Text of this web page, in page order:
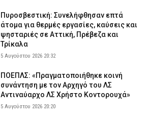
Πυροσβεστική: Συνελήφθησαν επτά
άτομα για θερμές εργασίες, καύσεις και
ψησταριές σε Αττική, Πρέβεζα και
Τρίκαλα
5 Αυγούστου 2026 20:32
ΠΟΕΠΛΣ: «Πραγματοποιήθηκε κοινή
συνάντηση με τον Αρχηγό του ΛΣ
Αντιναύαρχο ΛΣ Χρήστο Κοντορουχά»
5 Αυγούστου 2026 20:20